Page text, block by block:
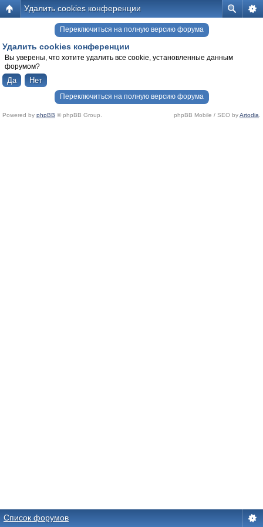
Удалить cookies конференции
Переключиться на полную версию форума
Удалить cookies конференции
Вы уверены, что хотите удалить все cookie, установленные данным
форумом?
Переключиться на полную версию форума
Powered by phpBB © phpBB Group. phpBB Mobile / SEO byArtodia
Список форумов